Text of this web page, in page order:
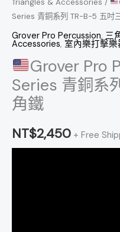
Triangles & Accessories /
Series 青銅系列 TR-B-5 五吋
Grover Pro Percussion, 三
Accessories, 室內樂打擊
Grover Pro
Series 青銅系
角鐵
NT$2,450 + Free
角
鐵
數